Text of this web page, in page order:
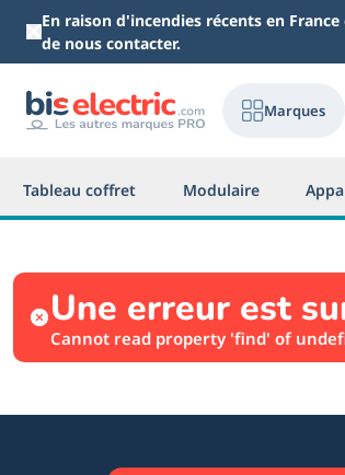
Aller au contenu principal
En raison d'incendies récents en
de nous contacter.
Marques
Tableau coffret Modulaire
Une erreur est
Cannot read property 'find' of